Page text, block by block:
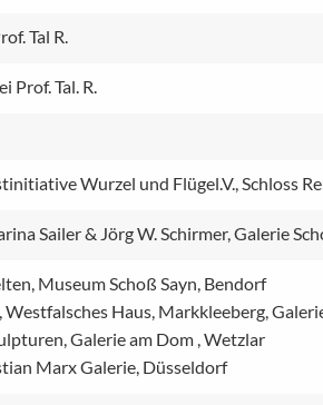
Tal R.
Prof. Tal. R.
Wurzel und Flügel.V., Schloss
Sailer & Jörg W. Schirmer, Galerie
Museum Schoß Sayn, Bendorf
Haus, Markkleeberg,
Galerie am Dom , Wetzlar
Marx Galerie, Düsseldorf